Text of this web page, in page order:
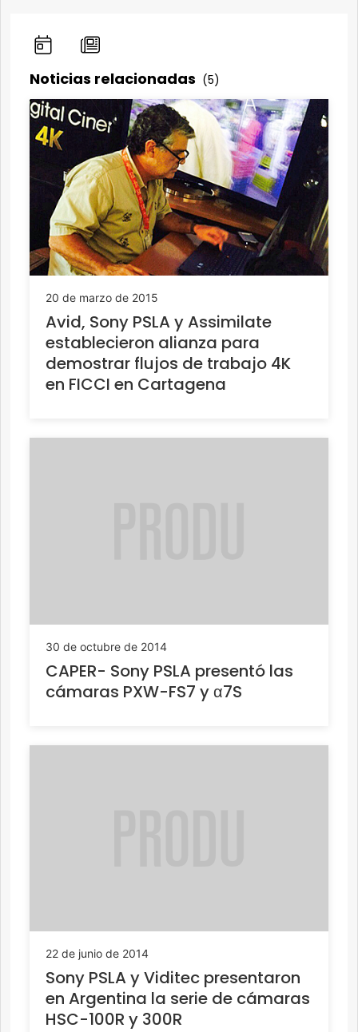
Noticias relacionadas (5)
20 de marzo de 2015
Avid, Sony PSLA y Assimilate
establecieron alianza para
demostrar flujos de trabajo 4K
en FICCI en Cartagena
30 de octubre de 2014
CAPER- Sony PSLA presentó las
cámaras PXW-FS7 y α7S
22 de junio de 2014
Sony PSLA y Viditec presentaron
en Argentina la serie de cámaras
HSC-100R y 300R